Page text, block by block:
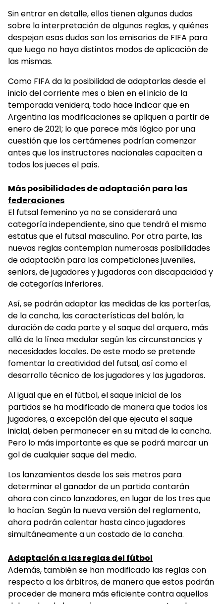
Sin entrar en detalle, ellos tienen algunas dudas
sobre la interpretación de algunas reglas, y quiénes
despejan esas dudas son los emisarios de FIFA para
que luego no haya distintos modos de aplicación de
las mismas.
Como FIFA da la posibilidad de adaptarlas desde el
inicio del corriente mes o bien en el inicio de la
temporada venidera, todo hace indicar que en
Argentina las modificaciones se apliquen a partir de
enero de 2021; lo que parece más lógico por una
cuestión que los certámenes podrían comenzar
antes que los instructores nacionales capaciten a
todos los jueces el país.
Más posibilidades de adaptación para las
federaciones
El futsal femenino ya no se considerará una
categoría independiente, sino que tendrá el mismo
estatus que el futsal masculino. Por otra parte, las
nuevas reglas contemplan numerosas posibilidades
de adaptación para las competiciones juveniles,
seniors, de jugadores y jugadoras con discapacidad y
de categorías inferiores.
Así, se podrán adaptar las medidas de las porterías,
de la cancha, las características del balón, la
duración de cada parte y el saque del arquero, más
allá de la línea medular según las circunstancias y
necesidades locales. De este modo se pretende
fomentar la creatividad del futsal, así como el
desarrollo técnico de los jugadores y las jugadoras.
Al igual que en el fútbol, el saque inicial de los
partidos se ha modificado de manera que todos los
jugadores, a excepción del que ejecuta el saque
inicial, deben permanecer en su mitad de la cancha.
Pero lo más importante es que se podrá marcar un
gol de cualquier saque del medio.
Los lanzamientos desde los seis metros para
determinar el ganador de un partido contarán
ahora con cinco lanzadores, en lugar de los tres que
lo hacían. Según la nueva versión del reglamento,
ahora podrán calentar hasta cinco jugadores
simultáneamente a un costado de la cancha.
Adaptación a las reglas del fútbol
Además, también se han modificado las reglas con
respecto a los árbitros, de manera que estos podrán
proceder de manera más eficiente contra aquellos